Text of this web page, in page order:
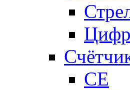
CE